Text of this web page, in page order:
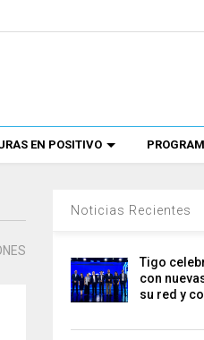
EN POSITIVO
Noticias Recientes
Tigo
con
su red y